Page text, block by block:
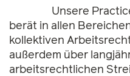
Unsere
berät in allen
kollektiven
außerdem über
arbeitsrechtlichen